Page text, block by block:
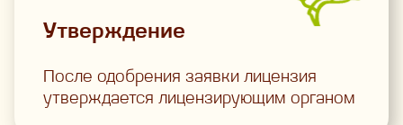
Утверждение
После одобрения заявки лицензия
утверждается лицензирующим органом